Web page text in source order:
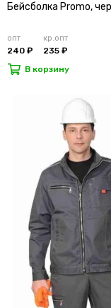
Бейсболка Promo,
опт
240 ₽
кр.опт
235 ₽
В корзину